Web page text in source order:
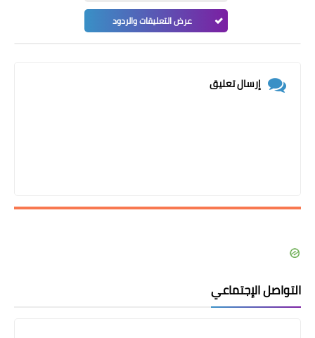
عرض التعليقات والردود
إرسال تعليق
التواصل الإجتماعي